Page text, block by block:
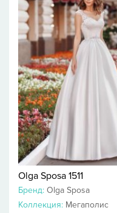
Olga Sposa 1511
Бренд: Olga Sposa
Коллекция: Мегаполис